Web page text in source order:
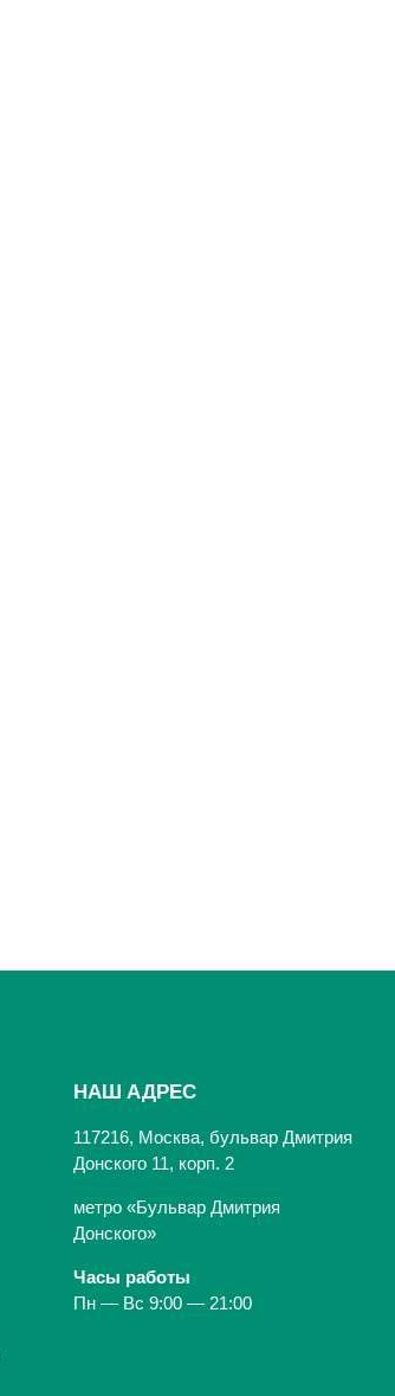
НАШ АДРЕС
117216, Москва, бульвар Дмитрия
Донского 11, корп. 2
метро «Бульвар Дмитрия
Донского»
Часы работы
Пн — Вс 9:00 — 21:00